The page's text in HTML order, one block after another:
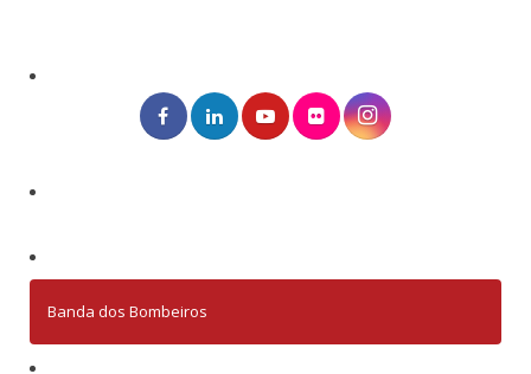
Banda dos Bombeiros